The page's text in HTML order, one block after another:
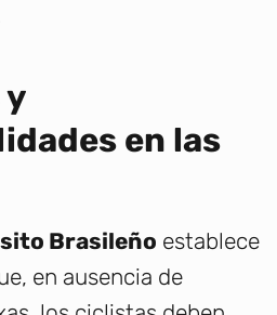
y
en las
Brasileño establece
en ausencia de